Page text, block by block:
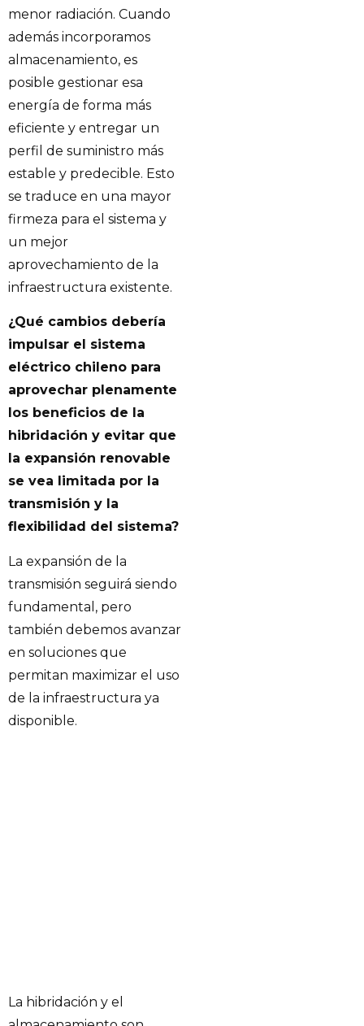
menor radiación. Cuando
además incorporamos
almacenamiento, es
posible gestionar esa
energía de forma más
eficiente y entregar un
perfil de suministro más
estable y predecible. Esto
se traduce en una mayor
firmeza para el sistema y
un mejor
aprovechamiento de la
infraestructura existente.
¿Qué cambios debería
impulsar el sistema
eléctrico chileno para
aprovechar plenamente
los beneficios de la
hibridación y evitar que
la expansión renovable
se vea limitada por la
transmisión y la
flexibilidad del sistema?
La expansión de la
transmisión seguirá siendo
fundamental, pero
también debemos avanzar
en soluciones que
permitan maximizar el uso
de la infraestructura ya
disponible.
La hibridación y el